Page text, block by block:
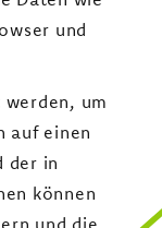
und
um
auf einen
der in
können
und die